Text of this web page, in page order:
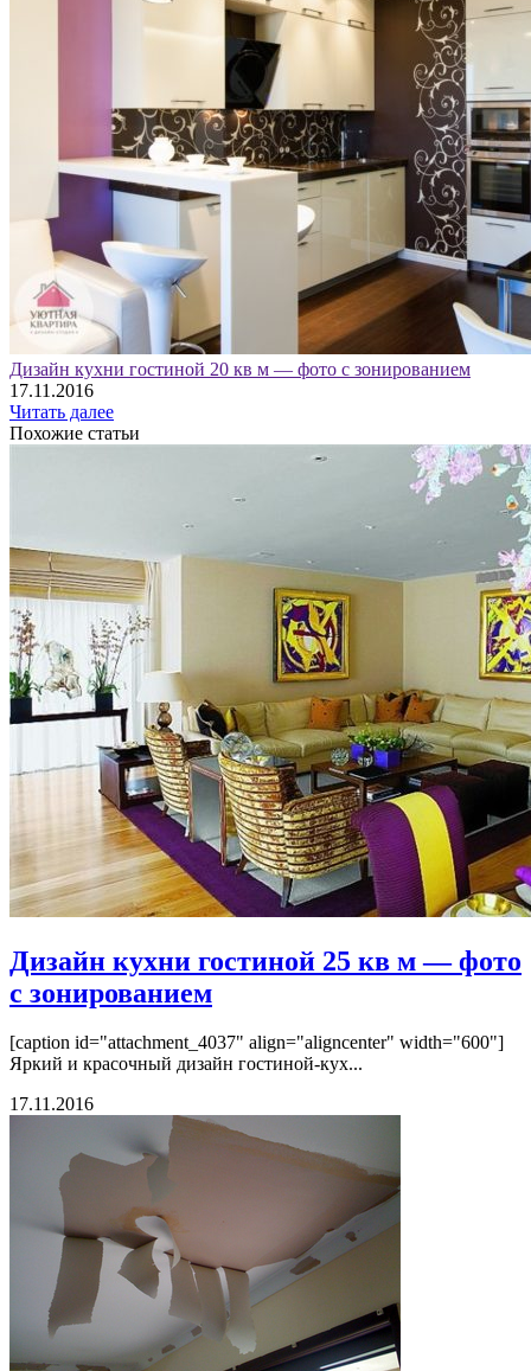
Дизайн кухни гостиной 20 кв м — фото с зонированием
17.11.2016
Читать далее
Похожие статьи
Дизайн кухни гостиной 25 кв м — фото
с зонированием
[caption id="attachment_4037" align="aligncenter" width="600"]
Яркий и красочный дизайн гостиной-кух...
17.11.2016